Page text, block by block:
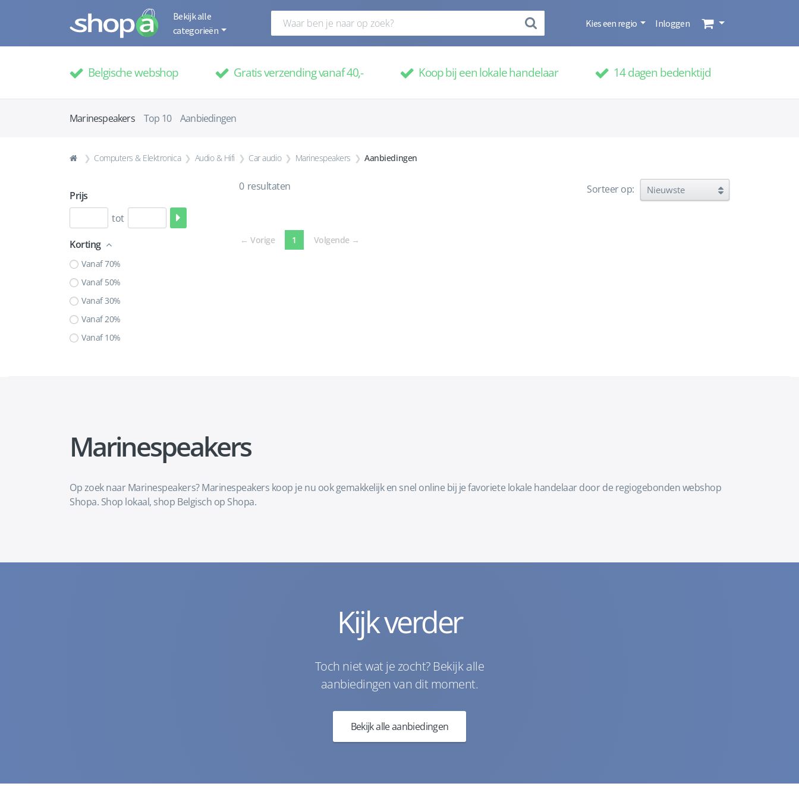
Bekijk alle
categorieën
Kies een regio Inloggen
Belgische webshop Gratis verzending vanaf 40,- Koop bij een lokale handelaar 14 dagen bedenktijd
Marinespeakers Top 10 Aanbiedingen
Computers & Elektronica Audio & Hifi Car audio Marinespeakers Aanbiedingen
Prijs
tot
Korting
Vanaf 70%
Vanaf 50%
Vanaf 30%
Vanaf 20%
Vanaf 10%
0 resultaten Sorteer op:
←Vorige 1 (current)Volgende→
Marinespeakers
Op zoek naar Marinespeakers? Marinespeakers koop je nu ook gemakkelijk en snel online bij je favoriete lokale handelaar door de regiogebonden webshop
Shopa. Shop lokaal, shop Belgisch op Shopa.
Kijk verder
Toch niet wat je zocht? Bekijk alle
aanbiedingen van dit moment.
Bekijk alle aanbiedingen